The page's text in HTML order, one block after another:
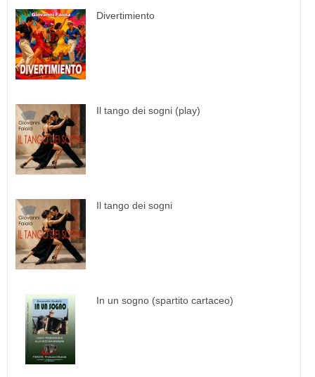
Divertimiento
Il tango dei sogni (play)
Il tango dei sogni
In un sogno (spartito cartaceo)